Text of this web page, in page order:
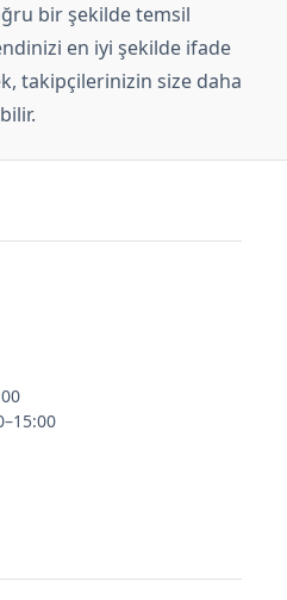
bir şekilde temsil
en iyi şekilde ifade
takipçilerinizin size daha